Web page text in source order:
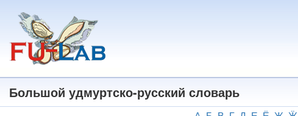
основному
содержанию
Большой удмуртско-русский словарь